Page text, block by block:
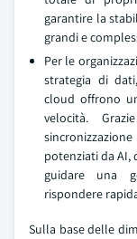
garantire la
grandi e
Per le
strategia di
cloud offrono
velocità.
potenziati da
guidare una
rispondere
Sulla base delle